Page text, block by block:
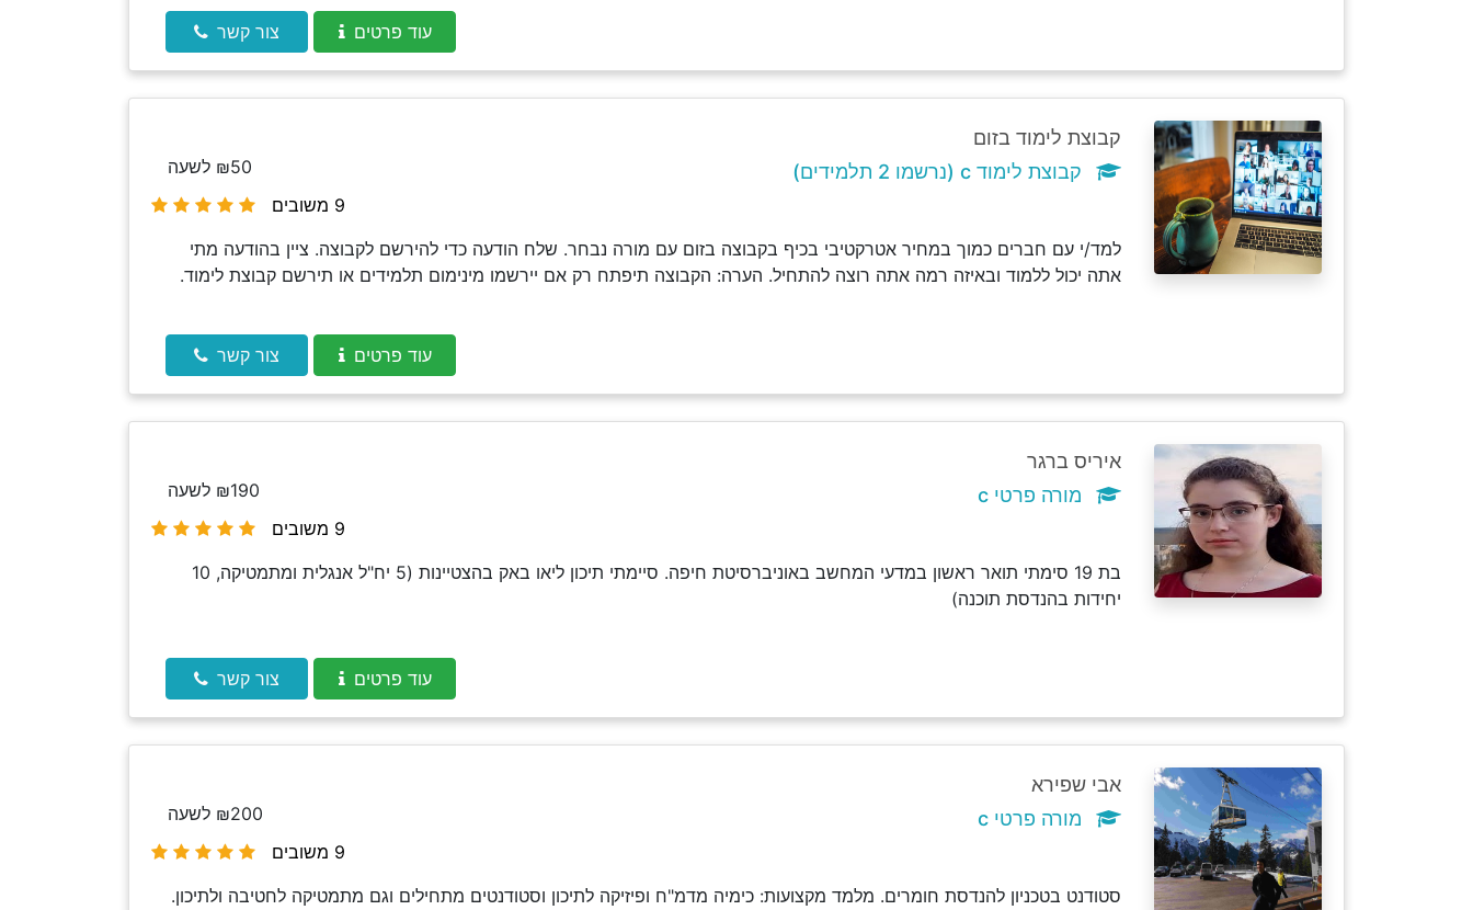
עוד פרטים צור קשר
קבוצת לימוד בזום
קבוצת לימוד c (נרשמו 2 תלמידים)
9 משובים
₪50 לשעה
למד/י עם חברים כמוך במחיר אטרקטיבי בכיף בקבוצה בזום עם מורה נבחר. שלח הודעה כדי להירשם לקבוצה. ציין בהודעה מתי
אתה יכול ללמוד ובאיזה רמה אתה רוצה להתחיל. הערה: הקבוצה תיפתח רק אם יירשמו מינימום תלמידים או תירשם קבוצת לימוד.
עוד פרטים צור קשר
איריס ברגר
מורה פרטי c
9 משובים
₪190 לשעה
בת 19 סימתי תואר ראשון במדעי המחשב באוניברסיטת חיפה. סיימתי תיכון ליאו באק בהצטיינות (5 יח"ל אנגלית ומתמטיקה, 10
יחידות בהנדסת תוכנה)
עוד פרטים צור קשר
אבי שפירא
מורה פרטי c
9 משובים
₪200 לשעה
סטודנט בטכניון להנדסת חומרים. מלמד מקצועות: כימיה מדמ"ח ופיזיקה לתיכון וסטודנטים מתחילים וגם מתמטיקה לחטיבה ולתיכון.